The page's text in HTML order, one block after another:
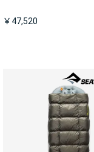
￥47,520